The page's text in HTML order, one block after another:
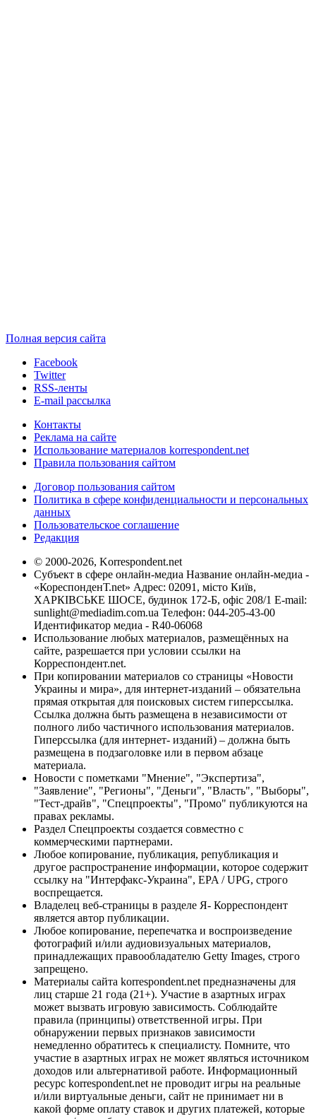
Полная версия сайта
Facebook
Twitter
RSS-ленты
E-mail рассылка
Контакты
Реклама на сайте
Использование материалов korrespondent.net
Правила пользования сайтом
Договор пользования сайтом
Политика в сфере конфиденциальности и персональных
данных
Пользовательское соглашение
Редакция
© 2000-2026, Korrespondent.net
Субъект в сфере онлайн-медиа Название онлайн-медиа -
«КореспонденТ.net» Адрес: 02091, місто Київ,
ХАРКІВСЬКЕ ШОСЕ, будинок 172-Б, офіс 208/1 E-mail:
sunlight@mediadim.com.ua Телефон: 044-205-43-00
Идентификатор медиа - R40-06068
Использование любых материалов, размещённых на
сайте, разрешается при условии ссылки на
Корреспондент.net.
При копировании материалов со страницы «Новости
Украины и мира», для интернет-изданий – обязательна
прямая открытая для поисковых систем гиперссылка.
Ссылка должна быть размещена в независимости от
полного либо частичного использования материалов.
Гиперссылка (для интернет- изданий) – должна быть
размещена в подзаголовке или в первом абзаце
материала.
Новости с пометками "Мнение", "Экспертиза",
"Заявление", "Регионы", "Деньги", "Власть", "Выборы",
"Тест-драйв", "Спецпроекты", "Промо" публикуются на
правах рекламы.
Раздел Спецпроекты создается совместно с
коммерческими партнерами.
Любое копирование, публикация, републикация и
другое распространение информации, которое содержит
ссылку на "Интерфакс-Украина", EPA / UPG, строго
воспрещается.
Владелец веб-страницы в разделе Я- Корреспондент
является автор публикации.
Любое копирование, перепечатка и воспроизведение
фотографий и/или аудиовизуальных материалов,
принадлежащих правообладателю Getty Images, строго
запрещено.
Материалы сайта korrespondent.net предназначены для
лиц старше 21 года (21+). Участие в азартных играх
может вызвать игровую зависимость. Соблюдайте
правила (принципы) ответственной игры. При
обнаружении первых признаков зависимости
немедленно обратитесь к специалисту. Помните, что
участие в азартных играх не может являться источником
доходов или альтернативой работе. Информационный
ресурс korrespondent.net не проводит игры на реальные
и/или виртуальные деньги, сайт не принимает ни в
какой форме оплату ставок и других платежей, которые